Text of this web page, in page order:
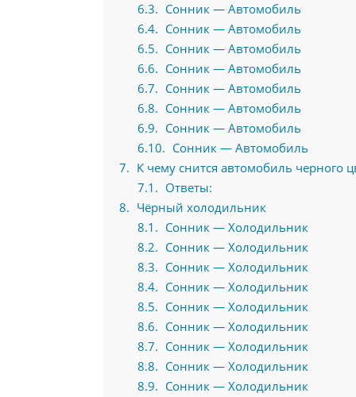
6.3
Сонник — Автомобиль
6.4
Сонник — Автомобиль
6.5
Сонник — Автомобиль
6.6
Сонник — Автомобиль
6.7
Сонник — Автомобиль
6.8
Сонник — Автомобиль
6.9
Сонник — Автомобиль
6.10
Сонник — Автомобиль
7
К чему снится автомобиль черного
7.1
Ответы:
8
Чёрный холодильник
8.1
Сонник — Холодильник
8.2
Сонник — Холодильник
8.3
Сонник — Холодильник
8.4
Сонник — Холодильник
8.5
Сонник — Холодильник
8.6
Сонник — Холодильник
8.7
Сонник — Холодильник
8.8
Сонник — Холодильник
8.9
Сонник — Холодильник